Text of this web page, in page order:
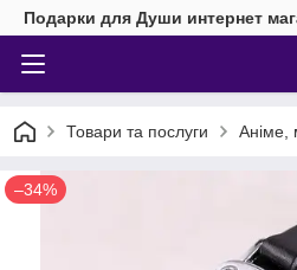
Подарки для Души интернет
Товари та послуги Аніме,
–34%